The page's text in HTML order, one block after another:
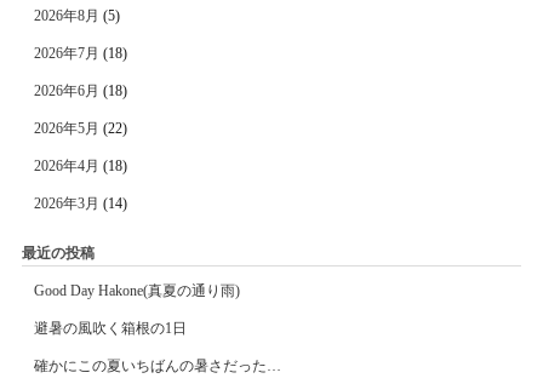
2026年8月 (5)
2026年7月 (18)
2026年6月 (18)
2026年5月 (22)
2026年4月 (18)
2026年3月 (14)
最近の投稿
Good Day Hakone(真夏の通り雨)
避暑の風吹く箱根の1日
確かにこの夏いちばんの暑さだった…